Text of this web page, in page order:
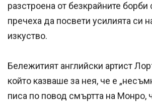
разстроена от безкрайните борби
пречеха да посвети усилията си
изкуство.
Бележитият английски артист
който казваше за нея, че е
писа по повод смъртта на Монро,